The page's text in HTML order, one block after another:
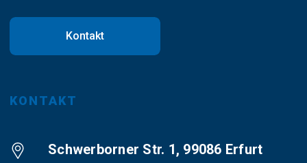
Kontakt
KONTAKT
Schwerborner Str. 1, 99086 Erfurt